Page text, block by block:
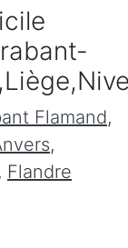
Flamand,
,
, Flandre